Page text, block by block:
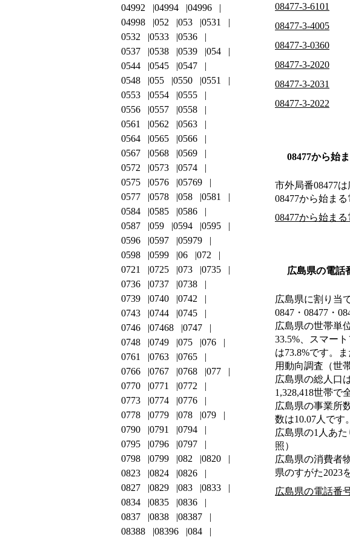
08477-3-6101
08477-3-4005
08477-3-0360
08477-3-2020
08477-3-2031
08477-3-2022
08477から始
市外局番08477は
08477から始ま
08477から始ま
広島県の電話
広島県に割り当
0847・08477・
広島県の世帯単
33.5%、スマー
は73.8%です。
用動向調査（世
広島県の総人口
1,328,418世帯で
広島県の事業所
数は10.07人です
広島県の1人あ
照）
広島県の消費者
県のすがた2023
広島県の電話番
04992
04994
04996
04998
052 053
0531
0532
0533
0536
0537
0538 0539
054
0544
0545
0547
0548
055 0550
0551
0553
0554
0555
0556
0557
0558
0561
0562
0563
0564
0565
0566
0567
0568
0569
0572
0573
0574
0575
0576
05769
0577
0578 058
0581
0584
0585
0586
0587
059 0594
0595
0596
0597
05979
0598
0599 06
072
0721
0725 073
0735
0736
0737
0738
0739
0740
0742
0743
0744
0745
0746
07468
0747
0748
0749 075
076
0761
0763
0765
0766
0767 0768
077
0770
0771
0772
0773
0774
0776
0778
0779 078
079
0790
0791
0794
0795
0796
0797
0798
0799 082
0820
0823
0824
0826
0827
0829 083
0833
0834
0835
0836
0837
0838
08387
08388
08396
084